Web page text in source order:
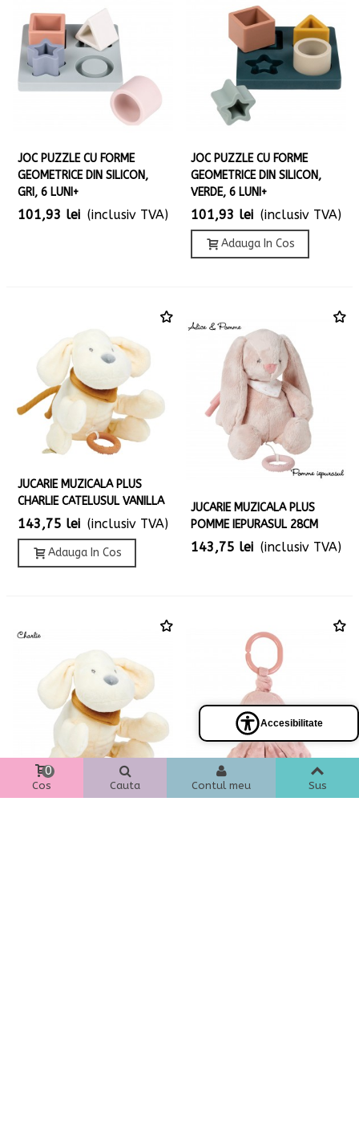
JOC PUZZLE CU FORME
GEOMETRICE DIN SILICON,
GRI, 6 LUNI+
101,93 lei (inclusiv TVA)
JOC PUZZLE CU FORME
GEOMETRICE DIN SILICON,
VERDE, 6 LUNI+
101,93 lei (inclusiv TVA)
Adauga In Cos
JUCARIE MUZICALA PLUS
CHARLIE CATELUSUL VANILLA
143,75 lei (inclusiv TVA)
Adauga In Cos
JUCARIE MUZICALA PLUS
POMME IEPURASUL 28CM
143,75 lei (inclusiv TVA)
Cos
0
Cauta Contul meu Sus
Accesibilitate
Panel
accesibilidad